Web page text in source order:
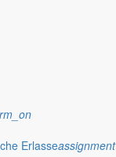
Erlasseassignment